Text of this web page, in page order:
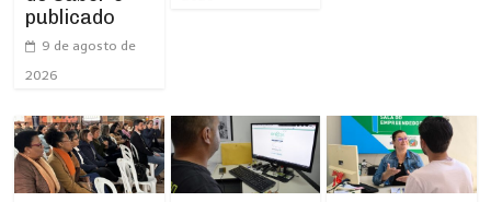
publicado
9 de agosto de
2026